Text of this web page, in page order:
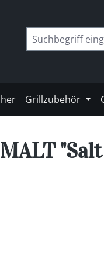
Grillzubehör